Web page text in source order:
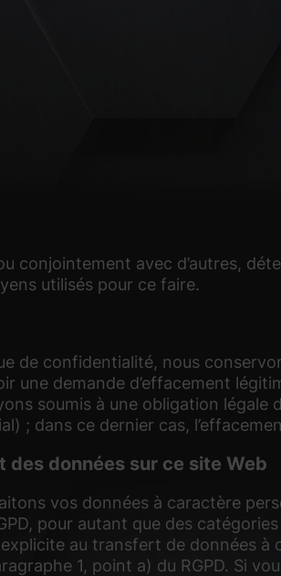
conjointement avec d’autres,
utilisés pour ce faire.
de confidentialité, nous
une demande d’effacement
soumis à une obligation légale
dans ce dernier cas,
données sur ce site Web
vos données à caractère
pour autant que des
au transfert de données
1, point a) du RGPD. Si